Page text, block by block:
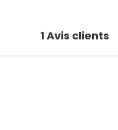
1Avis clients